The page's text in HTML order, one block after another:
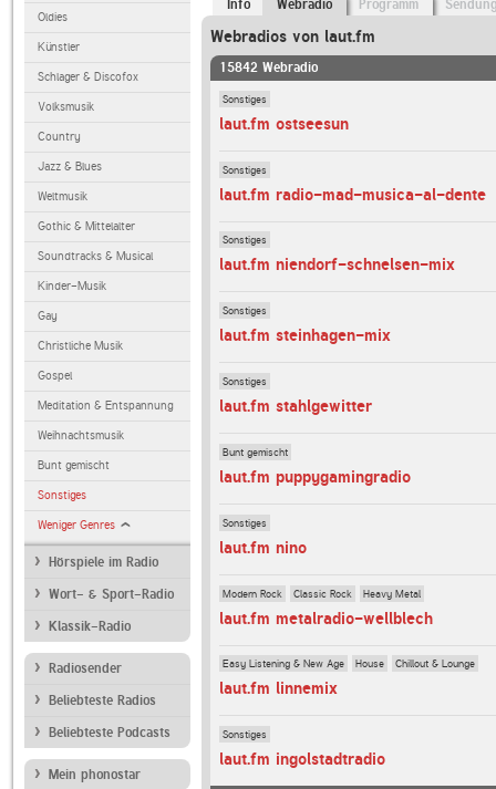
Oldies
Künstler
Schlager & Discofox
Volksmusik
Country
Jazz & Blues
Weltmusik
Gothic & Mittelalter
Soundtracks & Musical
Kinder-Musik
Gay
Christliche Musik
Gospel
Meditation & Entspannung
Weihnachtsmusik
Bunt gemischt
Sonstiges
Weniger Genres
Hörspiele im Radio
Wort- & Sport-Radio
Klassik-Radio
Radiosender
Beliebteste Radios
Beliebteste Podcasts
Mein phonostar
Info Webradio Programm
Webradios von laut.fm
15842 Webradio
Sonstiges
laut.fm ostseesun
Sonstiges
laut.fm radio-mad-musica-al-dente
Sonstiges
laut.fm niendorf-schnelsen-mix
Sonstiges
laut.fm steinhagen-mix
Sonstiges
laut.fm stahlgewitter
Bunt gemischt
laut.fm puppygamingradio
Sonstiges
laut.fm nino
Modern Rock Classic Rock Heavy Metal
laut.fm metalradio-wellblech
Easy Listening & New Age House Chillout & Lounge
laut.fm linnemix
Sonstiges
laut.fm ingolstadtradio